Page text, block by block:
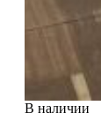
В наличии